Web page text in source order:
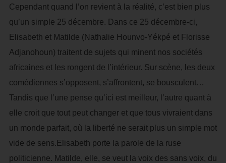
Cependant quand l’on revient à la réalité, c’est bien plus
qu’un simple 25 décembre. Dans ce 25 décembre-ci,
Elisabeth et Matilde (Nathalie Hounvo-Yékpé et Florisse
Adjanohoun) traitent de sujets qui minent nos sociétés
africaines et les rongent de l’intérieur. Sur scène, les deux
comédiennes s’opposent, s’affrontent, se bousculent…
Tandis que l’une pense qu’ici est meilleur, l’autre quant à
elle croit que tout peut changer et que tous vivraient dans
un monde parfait, où la liberté ne serait plus un simple mot
vide de sens.Elisabeth porte la parole de la ruse
politicienne. Matilde, elle, se veut la voix des sans voix, du